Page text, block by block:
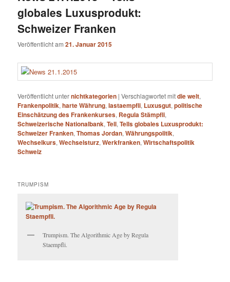
globales Luxusprodukt:
Schweizer Franken
Veröffentlicht am21. Januar 2015
Veröffentlicht unternichtkategorien |Verschlagwortet mitdie welt,
Frankenpolitik,harte Währung,lastaempfli, Luxusgut,politische
Einschätzung des Frankenkurses, Regula Stämpfli,
Schweizerische Nationalbank,Tell,Tells globales Luxusprodukt:
Schweizer Franken,Thomas Jordan,Währungspolitik,
Wechselkurs,Wechselsturz,Werkfranken,Wirtschaftspolitik
Schweiz
TRUMPISM
Trumpism. The Algorithmic Age by Regula
Staempfli.